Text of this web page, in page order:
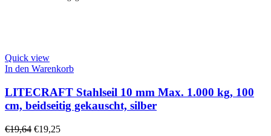
Quick view
In den Warenkorb
LITECRAFT Stahlseil 10 mm Max. 1.000 kg, 100
cm, beidseitig gekauscht, silber
€19,64 €19,25